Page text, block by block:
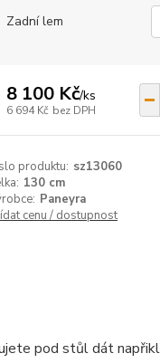
Zadní lem
8 100 Kč/ks
6 694 Kč bez DPH
produktu: sz13060
130 cm
Paneyra
cenu / dostupnost
pod stůl dát